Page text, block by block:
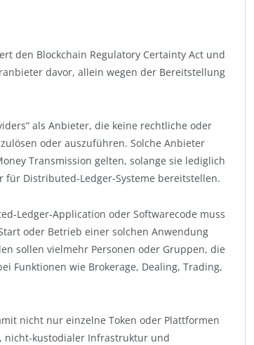
den Blockchain Regulatory Certainty Act und
davor, allein wegen der Bereitstellung
als Anbieter, die keine rechtliche oder
oder auszuführen. Solche Anbieter
Transmission gelten, solange sie lediglich
Distributed-Ledger-Systeme bereitstellen.
Ledger-Application oder Softwarecode muss
oder Betrieb einer solchen Anwendung
sollen vielmehr Personen oder Gruppen, die
Funktionen wie Brokerage, Dealing, Trading,
nicht nur einzelne Token oder Plattformen
nicht-kustodialer Infrastruktur und